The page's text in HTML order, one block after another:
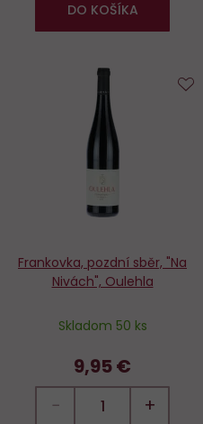
DO KOŠÍKA
Frankovka, pozdní sběr, "Na
Nivách", Oulehla
Skladom 50 ks
9,95 €
− +